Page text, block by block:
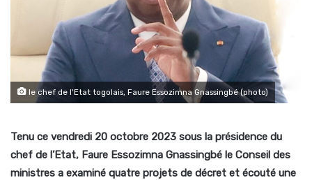
le chef de l'Etat togolais, Faure Essozimna Gnassingbé (photo)
Tenu ce vendredi 20 octobre 2023 sous la présidence du
chef de l’Etat, Faure Essozimna Gnassingbé le Conseil des
ministres a examiné quatre projets de décret et écouté une